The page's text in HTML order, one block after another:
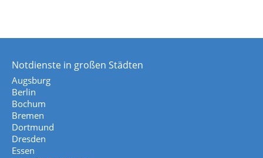
Notdienste in großen Städten
Augsburg
Berlin
Bochum
Bremen
Dortmund
Dresden
Essen